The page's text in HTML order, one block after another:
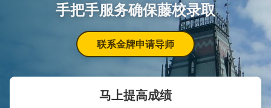
手把手服务确保藤校录取
联系金牌申请导师
马上提高成绩